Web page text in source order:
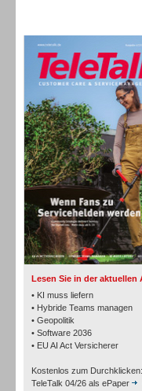
Lesen Sie in der aktuellen
• KI muss liefern
• Hybride Teams managen
• Geopolitik
• Software 2036
• EU AI Act Versicherer
Kostenlos zum Durchklicken:
TeleTalk 04/26 als ePaper
TK- und ACD-Systeme
Workforce-Management